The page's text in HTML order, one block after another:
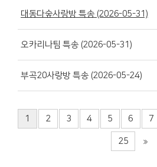
대동다숲사랑방 특송 (2026-05-31)
오카리나팀 특송 (2026-05-31)
부곡20사랑방 특송 (2026-05-24)
1 2 3 4 5 6 7
25